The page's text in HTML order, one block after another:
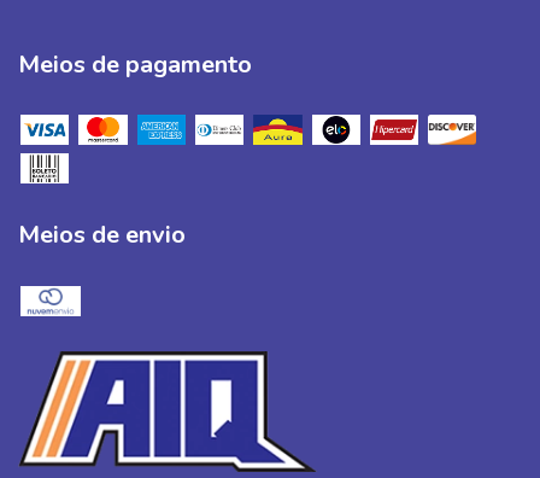
Meios de pagamento
Meios de envio